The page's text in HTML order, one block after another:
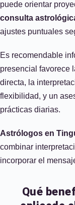
puede orientar
consulta
ajustes puntuales
Es recomendable
presencial favorece
directa, la
flexibilidad, y un
prácticas diarias.
Astrólogos en
combinar
incorporar el
Qué